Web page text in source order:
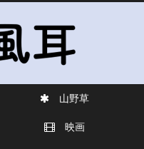
山野草
映画